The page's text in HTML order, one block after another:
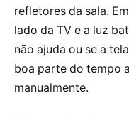
refletores da sala.
lado da TV e a luz
não ajuda ou se a
boa parte do tempo
manualmente.